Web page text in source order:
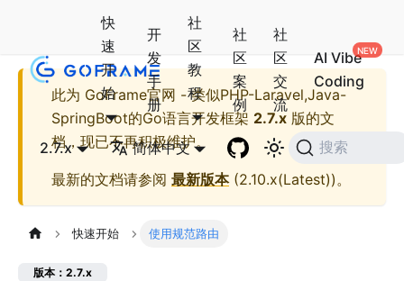
快
速
开
始
开
发
手
册
社
区
教
程
社
区
案
例
社
区
交
流
AI Vibe
Coding
2.7.x 简体中文 搜索
此为 GoFrame官网 - 类似PHP-Laravel,Java-
SpringBoot的Go语言开发框架 2.7.x 版的文
档，现已不再积极维护。
最新的文档请参阅 最新版本(2.10.x(Latest))。
快速开始 使用规范路由
版本：2.7.x